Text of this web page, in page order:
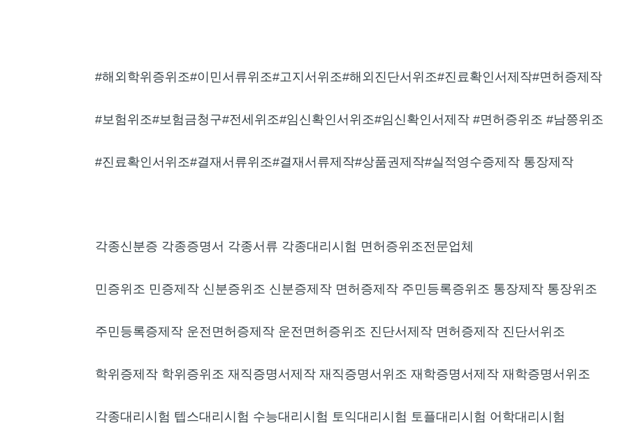
#해외학위증위조#이민서류위조#고지서위조#해외진단서위조#진료확인서제작#면허증제작
#보험위조#보험금청구#전세위조#임신확인서위조#임신확인서제작 #면허증위조 #남쯩위조
#진료확인서위조#결재서류위조#결재서류제작#상품권제작#실적영수증제작 통장제작
각종신분증 각종증명서 각종서류 각종대리시험 면허증위조전문업체
민증위조 민증제작 신분증위조 신분증제작 면허증제작 주민등록증위조 통장제작 통장위조
주민등록증제작 운전면허증제작 운전면허증위조 진단서제작 면허증제작 진단서위조
학위증제작 학위증위조 재직증명서제작 재직증명서위조 재학증명서제작 재학증명서위조
각종대리시험 텝스대리시험 수능대리시험 토익대리시험 토플대리시험 어학대리시험